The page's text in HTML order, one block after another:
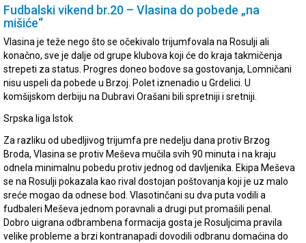
Fudbalski vikend br.20 – Vlasina do pobede „na
mišiće“
Vlasina je teže nego što se očekivalo trijumfovala na Rosulji ali
konačno, sve je dalje od grupe klubova koji će do kraja takmičenja
strepeti za status. Progres doneo bodove sa gostovanja, Lomničani
nisu uspeli da pobede u Brzoj. Polet iznenadio u Grdelici. U
komšijskom derbiju na Dubravi Orašani bili spretniji i sretniji.
Srpska liga Istok
Za razliku od ubedljivog trijumfa pre nedelju dana protiv Brzog
Broda, Vlasina se protiv Meševa mučila svih 90 minuta i na kraju
odnela minimalnu pobedu protiv jednog od davljenika. Ekipa Meševa
se na Rosulji pokazala kao rival dostojan poštovanja koji je uz malo
sreće mogao da odnese bod. Vlasotinčani su dva puta vodili a
fudbaleri Meševa jednom poravnali a drugi put promašili penal.
Dobro uigrana odbrambena formacija gosta je Rosuljcima pravila
velike probleme a brzi kontranapadi dovodili odbranu domaćina do